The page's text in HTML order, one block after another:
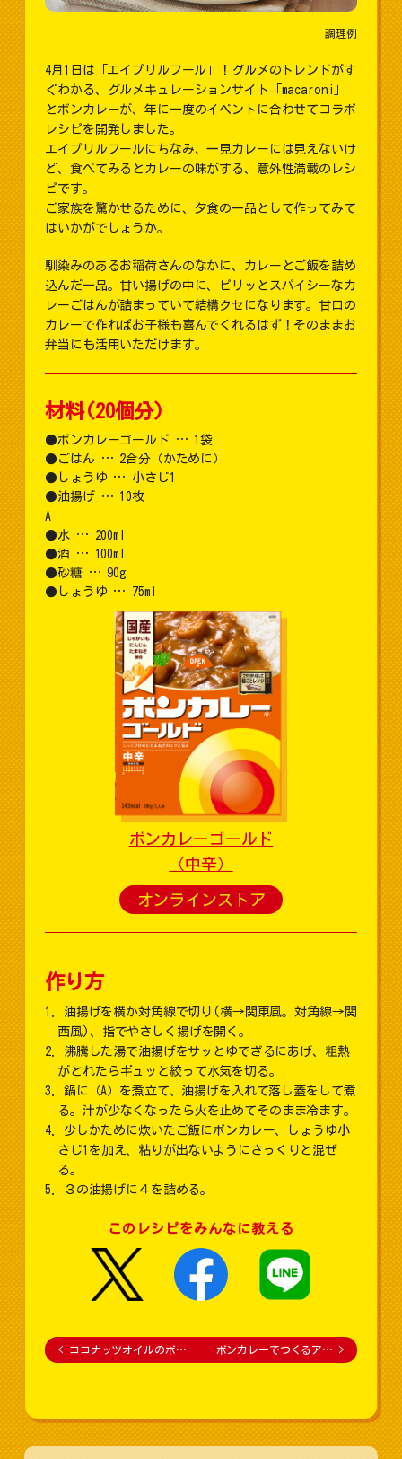
調理例
4月1日は「エイプリルフール」！グルメのトレンドがす
ぐわかる、グルメキュレーションサイト「macaroni」
とボンカレーが、年に一度のイベントに合わせてコラボ
レシピを開発しました。
エイプリルフールにちなみ、一見カレーには見えないけ
ど、食べてみるとカレーの味がする、意外性満載のレシ
ピです。
ご家族を驚かせるために、夕食の一品として作ってみて
はいかがでしょうか。
馴染みのあるお稲荷さんのなかに、カレーとご飯を詰め
込んだ一品。甘い揚げの中に、ピリッとスパイシーなカ
レーごはんが詰まっていて結構クセになります。甘口の
カレーで作ればお子様も喜んでくれるはず！そのままお
弁当にも活用いただけます。
材料(20個分)
ボンカレーゴールド … 1袋
ごはん … 2合分（かために）
しょうゆ … 小さじ1
油揚げ … 10枚
A
水 … 200ml
酒 … 100ml
砂糖 … 90g
しょうゆ … 75ml
ボンカレーゴールド
（中辛）
オンラインストア
作り方
油揚げを横か対角線で切り(横→関東風。対角線→関
西風)、指でやさしく揚げを開く。
沸騰した湯で油揚げをサッとゆでざるにあげ、粗熱
がとれたらギュッと絞って水気を切る。
鍋に（A）を煮立て、油揚げを入れて落し蓋をして煮
る。汁が少なくなったら火を止めてそのまま冷ます。
少しかために炊いたご飯にボンカレー、しょうゆ小
さじ1を加え、粘りが出ないようにさっくりと混ぜ
る。
３の油揚げに４を詰める。
このレシピをみんなに教える
< ココナッツオイルのボ… ボンカレーでつくるア… >